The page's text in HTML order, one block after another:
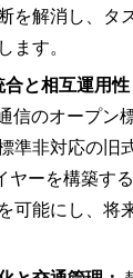
を解消し、タ
ます。
と相互運用性
信のオープン
準非対応の旧
ーを構築す
可能にし、将